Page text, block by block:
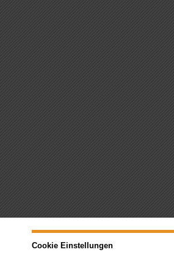
Cookie Einstellungen